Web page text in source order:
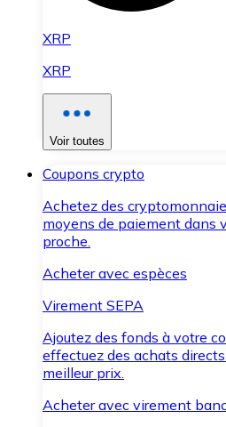
XRP
XRP
Voir toutes
Coupons crypto
Achetez des
moyens de paiement dans
proche.
Acheter avec espèces
Virement SEPA
Ajoutez des fonds à votre
effectuez des achats
meilleur prix.
Acheter avec virement